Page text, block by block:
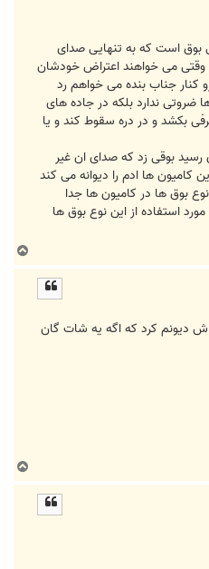
بوق است که به تنهایی صدای
وقتی می خواهند اعتراض خودشان
کنار جناب بنده می خواهم رد
ضروتی ندارد بلکه در جاده های
بکشد و در دره سقوط کند و یا
رسید بوقی زد که صدای ان غیر
ها ادم را دیوانه می کند
بوق ها در کامیون ها جدا
استفاده از این نوع بوق ها
ا
دیونم کرد که اگه یه شات گان
ا